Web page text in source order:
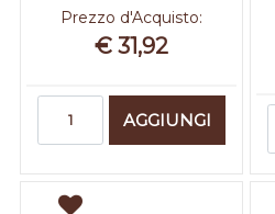
Prezzo d'Acquisto:
€ 31,92
AGGIUNGI